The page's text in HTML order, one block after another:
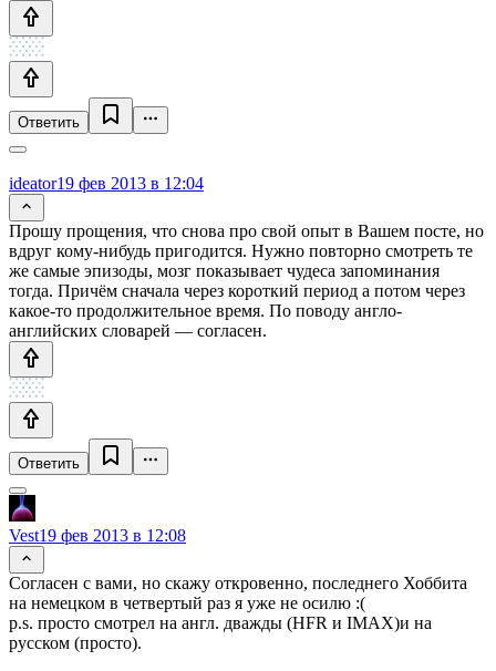
Ответить
ideator19 фев 2013 в 12:04
Прошу прощения, что снова про свой опыт в Вашем посте, но
вдруг кому-нибудь пригодится. Нужно повторно смотреть те
же самые эпизоды, мозг показывает чудеса запоминания
тогда. Причём сначала через короткий период а потом через
какое-то продолжительное время. По поводу англо-
английских словарей — согласен.
Ответить
Vest19 фев 2013 в 12:08
Согласен с вами, но скажу откровенно, последнего Хоббита
на немецком в четвертый раз я уже не осилю :(
p.s. просто смотрел на англ. дважды (HFR и IMAX)и на
русском (просто).